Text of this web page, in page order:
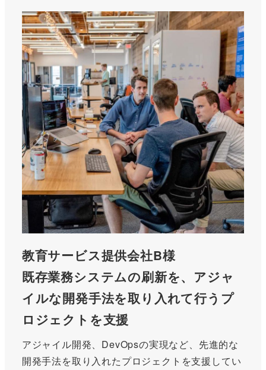
教育サービス提供会社B様
既存業務システムの刷新を、アジャ
イルな開発手法を取り入れて行うプ
ロジェクトを支援
アジャイル開発、DevOpsの実現など、先進的な
開発手法を取り入れたプロジェクトを支援してい